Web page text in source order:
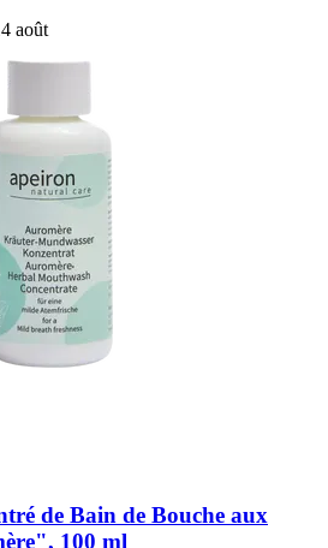
août
de Bain de Bouche aux
100 ml